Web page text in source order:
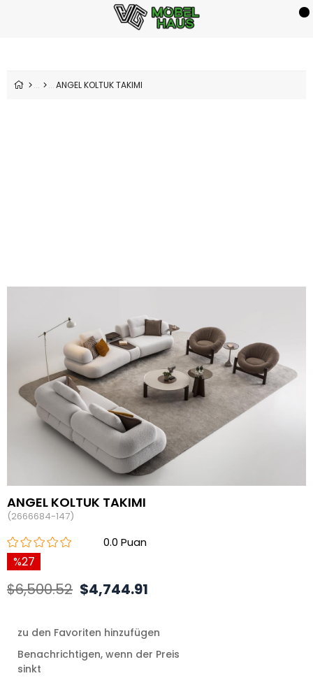
ANGEL KOLTUK TAKIMI
ANGEL KOLTUK TAKIMI
(2666684-147)
0.0
27
$6,500.52 $4,744.91
zu den Favoriten hinzufügen
Benachrichtigen, wenn der Preis
sinkt